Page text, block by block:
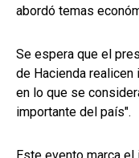
abordó temas
Se espera que el
de Hacienda
en lo que se
importante del país".